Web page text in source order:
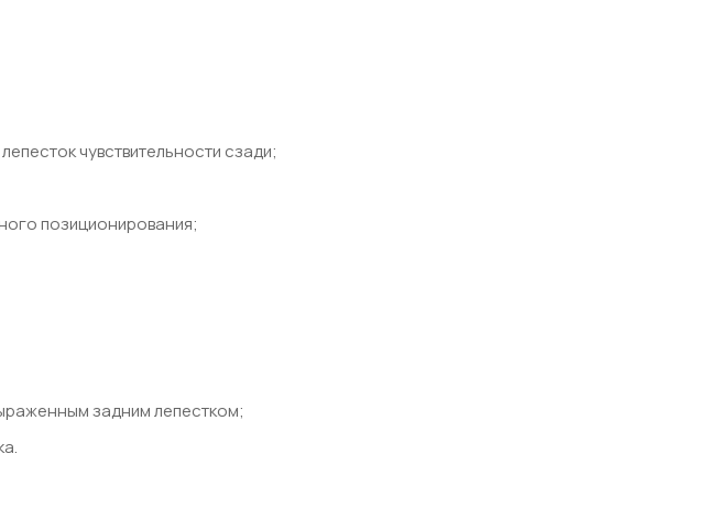
чувствительности сзади;
позиционирования;
задним лепестком;